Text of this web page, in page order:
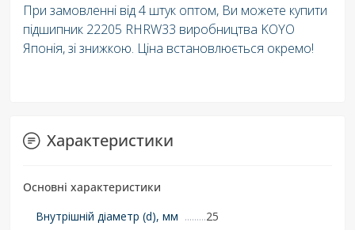
При замовленні від 4 штук оптом, Ви можете купити
підшипник 22205 RHRW33 виробництва KOYO
Японія, зі знижкою. Ціна встановлюється окремо!
Характеристики
Основні характеристики
Внутрішній діаметр (d), мм
25